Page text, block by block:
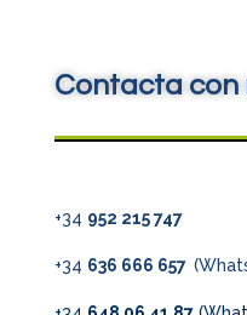
Contacta con
+34 952 215 747
+34 636 666 657